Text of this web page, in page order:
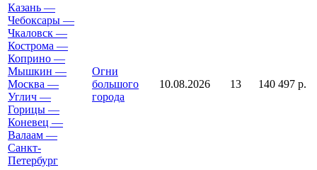
Казань —
Чебоксары —
Чкаловск —
Кострома —
Коприно —
Мышкин —
Москва —
Углич —
Горицы —
Коневец —
Валаам —
Санкт-
Петербург
Огни
большого
города
10.08.2026 13 140 497 р.